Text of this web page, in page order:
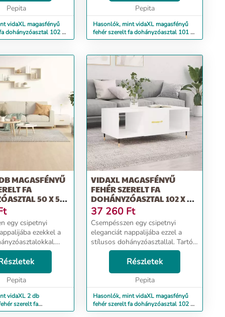
Pepita
vidaXL magasfényű
dohányzóasztal 102 x
dohányzóasztal lapja könny...
Pepita
Hasonlók, mint vidaXL magasfényű
fehér szerelt fa dohányzóasztal 101 x
49 x 52 cm
MAGASFÉNYŰ
FA
50 X 50
egy csipetnyi
ezekkel a
A szerelt fa
sima felületű,
és ellenáll a
Pepita
vidaXL 2 db
szerelt fa
50 x 50 x 40 cm
VIDAXL MAGASFÉNYŰ
FEHÉR SZERELT FA
DOHÁNYZÓASZTAL 102 X 50
X 40 CM
37 260 Ft
Csempésszen egy csipetnyi
eleganciát nappalijába ezzel a
stílusos dohányzóasztallal. Tartós
anyag: A szerelt fa kivételes
minőségű, sima felületű, szilárd,
stabil, és ellenáll a
nedvességnek.Bőséges ...
Részletek
Pepita
Hasonlók, mint vidaXL magasfényű
fehér szerelt fa dohányzóasztal 102 x
50 x 40 cm